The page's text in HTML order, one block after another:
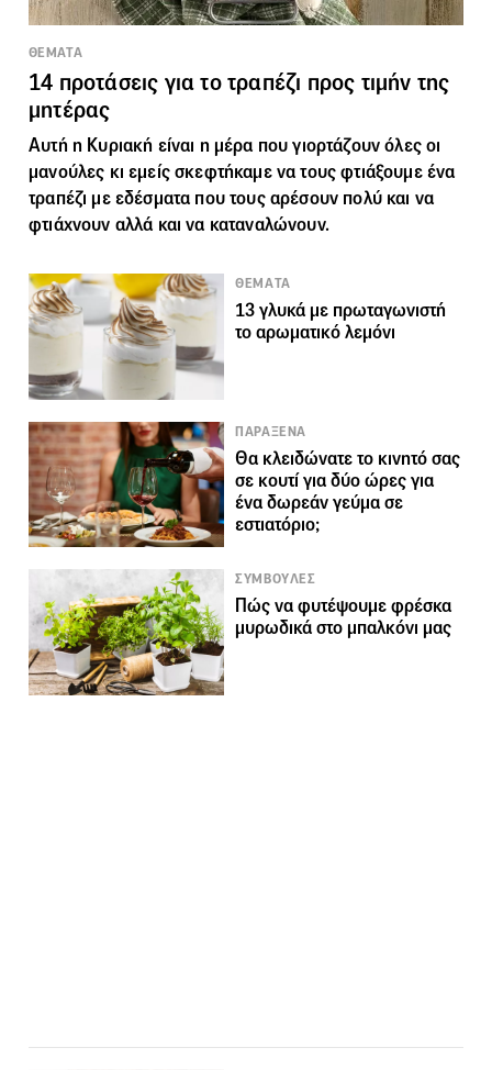
ΘΕΜΑΤΑ
14 προτάσεις για το τραπέζι προς τιμήν της
μητέρας
Αυτή η Κυριακή είναι η μέρα που γιορτάζουν όλες οι
μανούλες κι εμείς σκεφτήκαμε να τους φτιάξουμε ένα
τραπέζι με εδέσματα που τους αρέσουν πολύ και να
φτιάχνουν αλλά και να καταναλώνουν.
ΘΕΜΑΤΑ
13 γλυκά με πρωταγωνιστή
το αρωματικό λεμόνι
ΠΑΡΑΞΕΝΑ
Θα κλειδώνατε το κινητό σας
σε κουτί για δύο ώρες για
ένα δωρεάν γεύμα σε
εστιατόριο;
ΣΥΜΒΟΥΛΕΣ
Πώς να φυτέψουμε φρέσκα
μυρωδικά στο μπαλκόνι μας